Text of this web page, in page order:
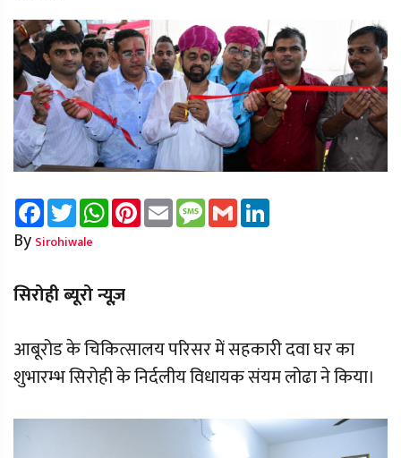
FacebookTwitterWhatsAppPinterest
Email Message
Gmail
By Sirohiwale
सिरोही ब्यूरो न्यूज़
आबूरोड के चिकित्सालय परिसर में सहकारी दवा घर का
शुभारम्भ सिरोही के निर्दलीय विधायक संयम लोढा ने किया।